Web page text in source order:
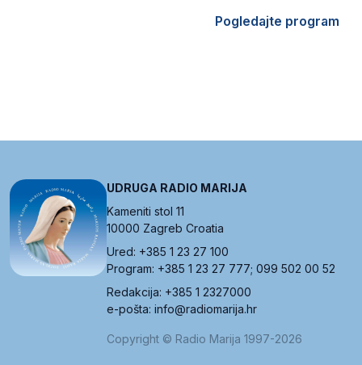
Pogledajte program
UDRUGA RADIO MARIJA
Kameniti stol 11
10000 Zagreb Croatia
Ured: +385 1 23 27 100
Program: +385 1 23 27 777; 099 502 00 52
Redakcija: +385 1 2327000
e-pošta: info@radiomarija.hr
Copyright © Radio Marija 1997-2026